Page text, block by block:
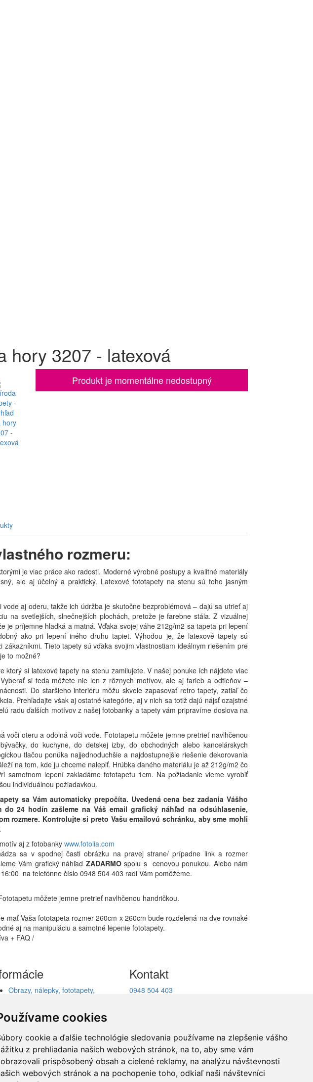
cookies
cookie a ďalšie technológie sledovania používame na zlepšenie vášho
z prehliadania našich webových stránok, na to, aby sme vám
prispôsobený obsah a cielené reklamy, na analýzu návštevnosti
webových stránok a na pochopenie toho, odkiaľ naši návštevníci
hory 3207 - latexová
Produkt je momentálne nedostupný
rozmeru:
je viac práce ako radosti. Moderné výrobné postupy a kvalitné materiály
ale aj účelný a praktický. Latexové fototapety na stenu sú toho jasným
aj oderu, takže ich údržba je skutočne bezproblémová – dajú sa utrieť aj
na svetlejších, slnečnejších plochách, pretože je farebne stála. Z vizuálnej
je príjemne hladká a matná. Vďaka svojej váhe 212g/m2 sa tapeta pri lepení
ako pri lepení iného druhu tapiet. Výhodou je, že latexové tapety sú
Tieto tapety sú vďaka svojim vlastnostiam ideálnym riešením pre
to možné?
si latexové tapety na stenu zamilujete. V našej ponuke ich nájdete viac
si teda môžete nie len z rôznych motívov, ale aj farieb a odtieňov –
Do staršieho interiéru môžu skvele zapasovať retro tapety, zatiaľ čo
Prehľadajte však aj ostatné kategórie, aj v nich sa totiž dajú nájsť ozajstné
radu ďalších motívov z našej fotobanky a tapety vám pripravíme doslova na
voči oteru a odolná voči vode. Fototapetu môžete jemne pretrieť navlhčenou
do kuchyne, do detskej izby, do obchodných alebo kancelárskych
tlačou ponúka najjednoduchšie a najdostupnejšie riešenie dekorovania
na tom, kde ju chceme nalepiť. Hrúbka daného materiálu je až 212g/m2 čo
samotnom lepení zakladáme fototapetu 1cm. Na požiadanie vieme vyrobiť
individuálnou požiadavkou.
sa Vám automaticky prepočíta. Uvedená cena bez zadania Vášho
do 24 hodín zašleme na Váš email grafický náhľad na odsúhlasenie,
rozmere. Kontrolujte si preto Vašu emailovú schránku, aby sme mohli
aj z fotobankywww.fotolia.com
sa v spodnej časti obrázku na pravej strane/ prípadne link a rozmer
Vám grafický náhľad ZADARMOspolu s cenovou ponukou. Alebo nám
na telefónne číslo 0948 504 403 radi Vám pomôžeme.
môžete jemne pretrieť navlhčenou handričkou.
mať Vaša fototapeta rozmer 260cm x 260cm bude rozdelená na dve rovnaké
aj na manipuláciu a samotné lepenie fototapety.
+ FAQ /
Obrazy, nálepky, fototapety,
Obchodné podmienky
Ochrana osobných údajov
Akcie a Doručenie
Darčekové poukážky
Odstúpenie od zmluvy - vrátenie
tovaru
Reklamácia tovaru
Kontakt
0948 504 403